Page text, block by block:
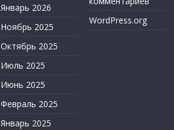
Январь 2026
Ноябрь 2025
Октябрь 2025
Июль 2025
Июнь 2025
Февраль 2025
Январь 2025
WordPress.org